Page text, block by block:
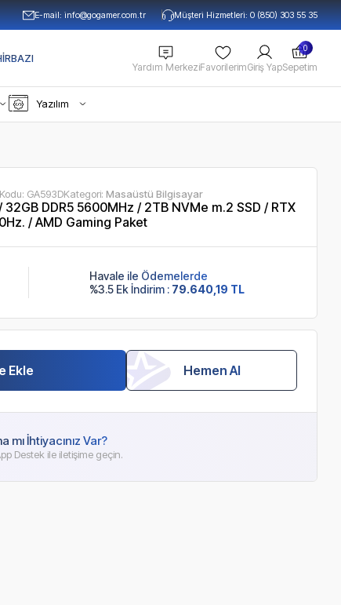
E-mail:info@gogamer.com.tr Müşteri Hizmetleri: 0 (850) 303 55 35
Yardım MerkeziFavorilerimGiriş Yap
0
Sepetim
Yazılım
GA593DKategori:Masaüstü Bilgisayar
DDR5 5600MHz / 2TB NVMe m.2 SSD / RTX
/ AMD Gaming Paket
Havale ile Ödemelerde
%3.5 Ek İndirim : 79.640,19 TL
Ekle Hemen Al
mı İhtiyacınız Var?
Destek ile iletişime geçin.